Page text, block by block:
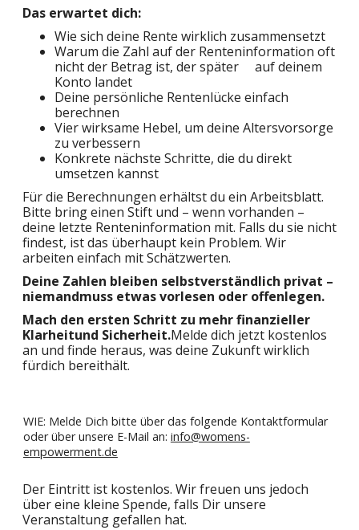
Das erwartet dich:
Wie sich deine Rente wirklich zusammensetzt
Warum die Zahl auf der Renteninformation oft
nicht der Betrag ist, der später auf deinem
Konto landet
Deine persönliche Rentenlücke einfach
berechnen
Vier wirksame Hebel, um deine Altersvorsorge
zu verbessern
Konkrete nächste Schritte, die du direkt
umsetzen kannst
Für die Berechnungen erhältst du ein Arbeitsblatt.
Bitte bring einen Stift und – wenn vorhanden –
deine letzte Renteninformation mit. Falls du sie nicht
findest, ist das überhaupt kein Problem. Wir
arbeiten einfach mit Schätzwerten.
Deine Zahlen bleiben selbstverständlich privat –
niemandmuss etwas vorlesen oder offenlegen.
Mach den ersten Schritt zu mehr finanzieller
Klarheitund Sicherheit.Melde dich jetzt kostenlos
an und finde heraus, was deine Zukunft wirklich
fürdich bereithält.
WIE: Melde Dich bitte über das folgende Kontaktformular
oder über unsere E-Mail an: info@womens-
empowerment.de
Der Eintritt ist kostenlos. Wir freuen uns jedoch
über eine kleine Spende, falls Dir unsere
Veranstaltung gefallen hat.